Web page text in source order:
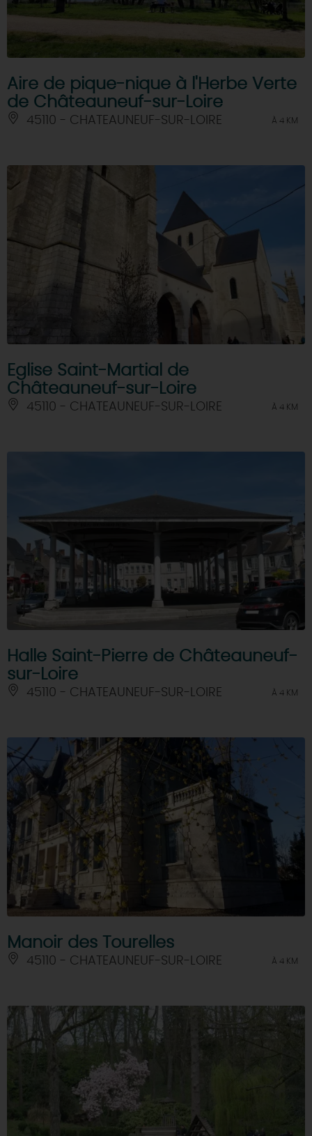
Aire de pique-nique à l'Herbe Verte
de Châteauneuf-sur-Loire
45110 - CHATEAUNEUF-SUR-LOIRE À 4 KM
Eglise Saint-Martial de
Châteauneuf-sur-Loire
45110 - CHATEAUNEUF-SUR-LOIRE À 4 KM
Halle Saint-Pierre de Châteauneuf-
sur-Loire
45110 - CHATEAUNEUF-SUR-LOIRE À 4 KM
Manoir des Tourelles
45110 - CHATEAUNEUF-SUR-LOIRE À 4 KM